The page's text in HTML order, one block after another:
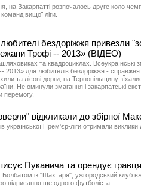
на Закарпатті розпочалось друге коло
вищої ліги.
бездоріжжя привезли
Трофі -- 2013» (ВІДЕО)
та квадроциклах. Всеукраїнські
2013» для любителів бездоріжжя - справжня
та лісові дорги, на Тернопільщину
Не оминули змагання і закарпатські
перемогу.
відкликали до збірної
української Прем'єр-ліги отримали виклики
Пуканича та орендує
Болбатом із "Шахтаря", ужгородський клуб
підписання ще одного футболіста.